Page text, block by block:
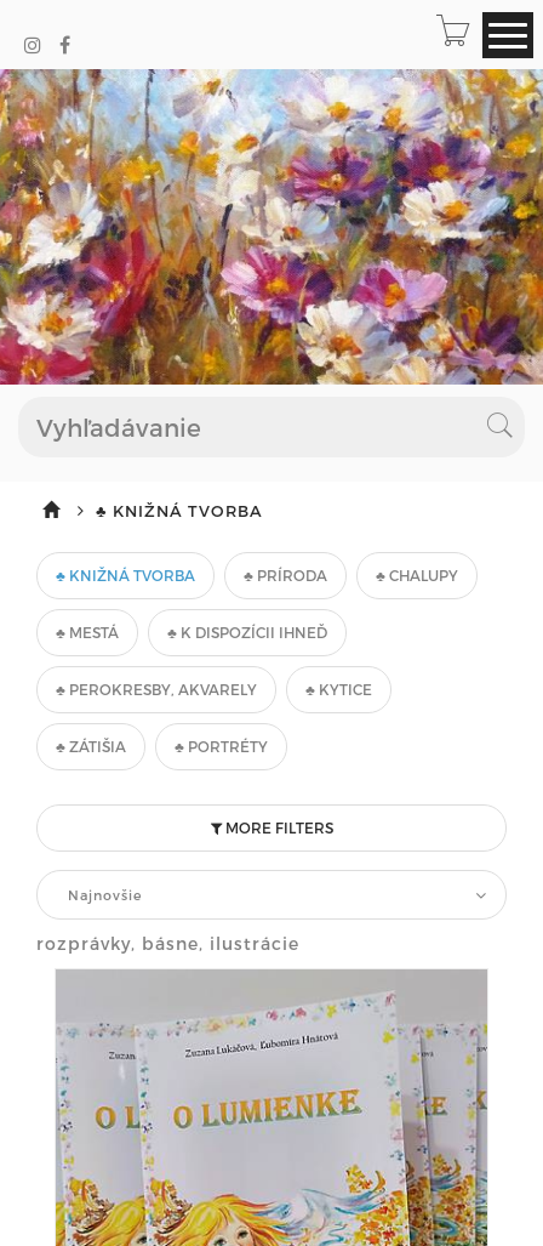
♣ KNIŽNÁ TVORBA
♣ KNIŽNÁ TVORBA ♣ PRÍRODA ♣ CHALUPY
♣ MESTÁ ♣ K DISPOZÍCII IHNEĎ
♣ PEROKRESBY, AKVARELY ♣ KYTICE
♣ ZÁTIŠIA ♣ PORTRÉTY
MORE FILTERS
Najnovšie
rozprávky, básne, ilustrácie